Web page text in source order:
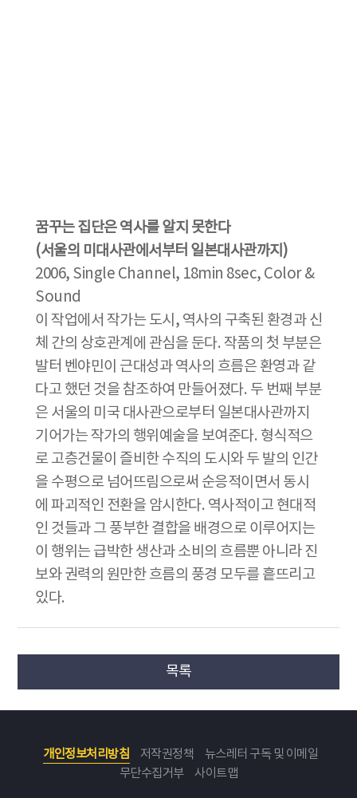
꿈꾸는 집단은 역사를 알지 못한다
(서울의 미대사관에서부터 일본대사관까지)
2006, Single Channel, 18min 8sec, Color &
Sound
이 작업에서 작가는 도시, 역사의 구축된 환경과 신
체 간의 상호관계에 관심을 둔다. 작품의 첫 부분은
발터 벤야민이 근대성과 역사의 흐름은 환영과 같
다고 했던 것을 참조하여 만들어졌다. 두 번째 부분
은 서울의 미국 대사관으로부터 일본대사관까지
기어가는 작가의 행위예술을 보여준다. 형식적으
로 고층건물이 즐비한 수직의 도시와 두 발의 인간
을 수평으로 넘어뜨림으로써 순응적이면서 동시
에 파괴적인 전환을 암시한다. 역사적이고 현대적
인 것들과 그 풍부한 결합을 배경으로 이루어지는
이 행위는 급박한 생산과 소비의 흐름뿐 아니라 진
보와 권력의 원만한 흐름의 풍경 모두를 흩뜨리고
있다.
목록
개인정보처리방침 저작권정책
뉴스레터 구독 및 이메일
무단수집거부
사이트맵